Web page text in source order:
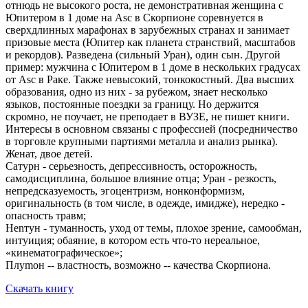
отнюдь не высокого роста, не демонстративная женщина с
Юпитером в 1 доме на Asc в Скорпионе соревнуется в
сверхдлинных марафонах в зарубежных странах и занимает
призовые места (Юпитер как планета странствий, масштабов
и рекордов). Разведена (сильный Уран), один сын. Другой
пример: мужчина с Юпитером в 1 доме в нескольких градусах
от Asc в Раке. Также невысокий, тонкокостный. Два высших
образования, одно из них - за рубежом, знает несколько
языков, постоянные поездки за границу. Но держится
скромно, не поучает, не преподает в ВУЗЕ, не пишет книги.
Интересы в основном связаны с профессией (посредничество
в торговле крупными партиями металла и анализ рынка).
Женат, двое детей.
Сатурн - серьезность, депрессивность, осторожность,
самодисциплина, большое влияние отца; Уран - резкость,
непредсказуемость, эгоцентризм, нонконформизм,
оригинальность (в том числе, в одежде, имидже), нередко -
опасность травм;
Неnтун - туманность, уход от темы, плохое зрение, самообман,
интуиция; обаяние, в котором есть что-то нереальное,
«кинематографическое»;
Плуmон -- властность, возможно -- качества Скорпиона.
Скачать книгу